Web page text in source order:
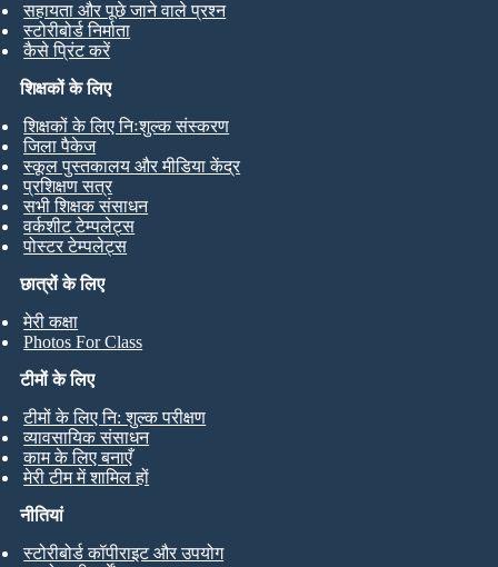
सहायता और पूछे जाने वाले प्रश्न
स्टोरीबोर्ड निर्माता
कैसे प्रिंट करें
छात्रों के लिए
मेरी कक्षा
Photos For Class
शिक्षकों के लिए
शिक्षकों के लिए निःशुल्क संस्करण
जिला पैकेज
स्कूल पुस्तकालय और मीडिया केंद्र
प्रशिक्षण सत्र
सभी शिक्षक संसाधन
वर्कशीट टेम्पलेट्स
पोस्टर टेम्पलेट्स
टीमों के लिए
टीमों के लिए नि: शुल्क परीक्षण
व्यावसायिक संसाधन
काम के लिए बनाएँ
मेरी टीम में शामिल हों
नीतियां
स्टोरीबोर्ड कॉपीराइट और उपयोग